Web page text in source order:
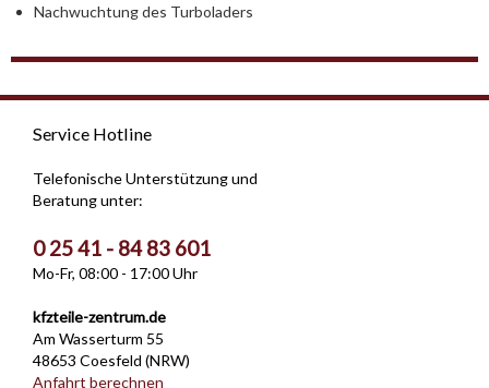
Nachwuchtung des Turboladers
Service Hotline
Telefonische Unterstützung und
Beratung unter:
0 25 41 - 84 83 601
Mo-Fr, 08:00 - 17:00 Uhr
kfzteile-zentrum.de
Am Wasserturm 55
48653 Coesfeld (NRW)
Anfahrt berechnen